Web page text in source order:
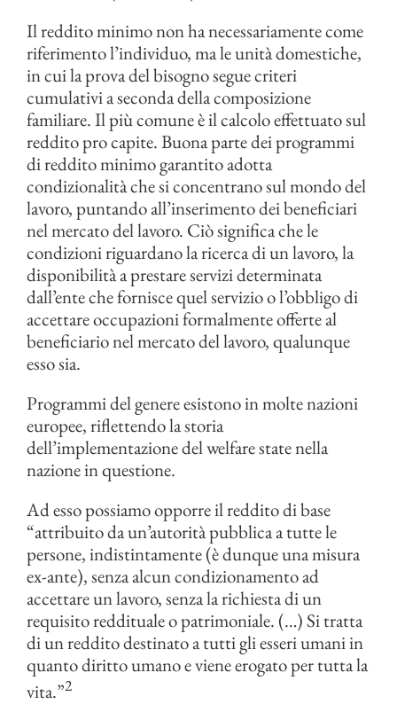
Il reddito minimo non ha necessariamente come
riferimento l’individuo, ma le unità domestiche,
in cui la prova del bisogno segue criteri
cumulativi a seconda della composizione
familiare. Il più comune è il calcolo effettuato sul
reddito pro capite. Buona parte dei programmi
di reddito minimo garantito adotta
condizionalità che si concentrano sul mondo del
lavoro, puntando all’inserimento dei beneficiari
nel mercato del lavoro. Ciò significa che le
condizioni riguardano la ricerca di un lavoro, la
disponibilità a prestare servizi determinata
dall’ente che fornisce quel servizio o l’obbligo di
accettare occupazioni formalmente offerte al
beneficiario nel mercato del lavoro, qualunque
esso sia.
Programmi del genere esistono in molte nazioni
europee, riflettendo la storia
dell’implementazione del welfare state nella
nazione in questione.
Ad esso possiamo opporre il reddito di base
“attribuito da un’autorità pubblica a tutte le
persone, indistintamente (è dunque una misura
ex-ante), senza alcun condizionamento ad
accettare un lavoro, senza la richiesta di un
requisito reddituale o patrimoniale. (…) Si tratta
di un reddito destinato a tutti gli esseri umani in
quanto diritto umano e viene erogato per tutta la
vita.”2